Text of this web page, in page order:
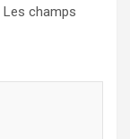
Les champs